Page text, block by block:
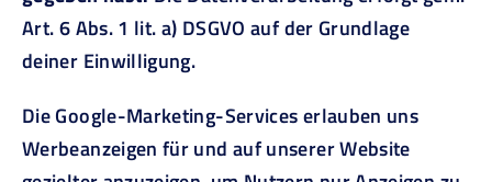
Art. 6 Abs. 1 lit. a) DSGVO auf der Grundlage
deiner Einwilligung.
Die Google-Marketing-Services erlauben uns
Werbeanzeigen für und auf unserer Website